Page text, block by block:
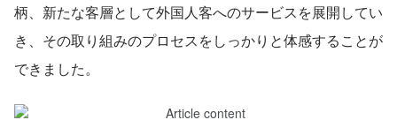
柄、新たな客層として外国人客へのサービスを展開してい
き、その取り組みのプロセスをしっかりと体感することが
できました。